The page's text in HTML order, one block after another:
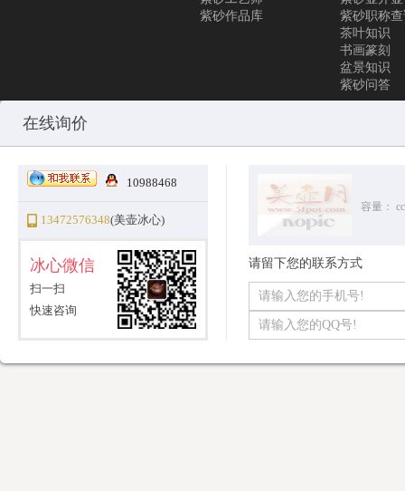
紫砂作品库
紫砂职称
茶叶知识
书画篆刻
盆景知识
紫砂问答
Copyright © 2010-2025 All Rights Reserved
在线询价
10988468
13472576348(美壶冰心)
冰心微信
扫一扫
快速咨询
容量： cc
请留下您的联系方式